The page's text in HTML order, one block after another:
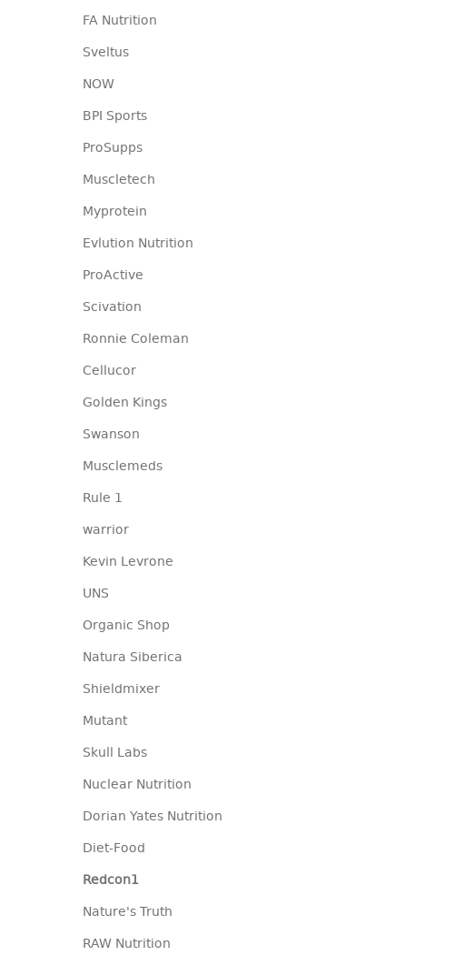
FA Nutrition
Sveltus
NOW
BPI Sports
ProSupps
Muscletech
Myprotein
Evlution Nutrition
ProActive
Scivation
Ronnie Coleman
Cellucor
Golden Kings
Swanson
Musclemeds
Rule 1
warrior
Kevin Levrone
UNS
Organic Shop
Natura Siberica
Shieldmixer
Mutant
Skull Labs
Nuclear Nutrition
Dorian Yates Nutrition
Diet-Food
Redcon1
Nature's Truth
RAW Nutrition